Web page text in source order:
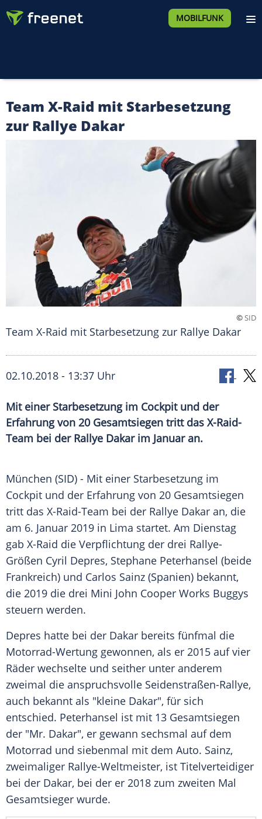
MOBILFUNK
Team X-Raid mit Starbesetzung
zur Rallye Dakar
©SID
Team X-Raid mit Starbesetzung zur Rallye Dakar
02.10.2018 - 13:37 Uhr
Mit einer Starbesetzung im Cockpit und der
Erfahrung von 20 Gesamtsiegen tritt das X-Raid-
Team bei der Rallye Dakar im Januar an.
München (SID) - Mit einer Starbesetzung im
Cockpit und der Erfahrung von 20 Gesamtsiegen
tritt das X-Raid-Team bei der Rallye Dakar an, die
am 6. Januar 2019 in Lima startet. Am Dienstag
gab X-Raid die Verpflichtung der drei Rallye-
Größen Cyril Depres, Stephane Peterhansel (beide
Frankreich) und Carlos Sainz (Spanien) bekannt,
die 2019 die drei Mini John Cooper Works Buggys
steuern werden.
Depres hatte bei der Dakar bereits fünfmal die
Motorrad-Wertung gewonnen, als er 2015 auf vier
Räder wechselte und seither unter anderem
zweimal die anspruchsvolle Seidenstraßen-Rallye,
auch bekannt als "kleine Dakar", für sich
entschied. Peterhansel ist mit 13 Gesamtsiegen
der "Mr. Dakar", er gewann sechsmal auf dem
Motorrad und siebenmal mit dem Auto. Sainz,
zweimaliger Rallye-Weltmeister, ist Titelverteidiger
bei der Dakar, bei der er 2018 zum zweiten Mal
Gesamtsieger wurde.